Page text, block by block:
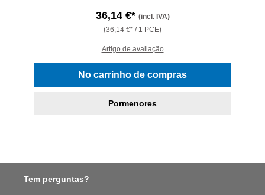
36,14 €* (incl. IVA)
(36,14 €* / 1 PCE)
Artigo de avaliação
No carrinho de compras
Pormenores
Tem perguntas?